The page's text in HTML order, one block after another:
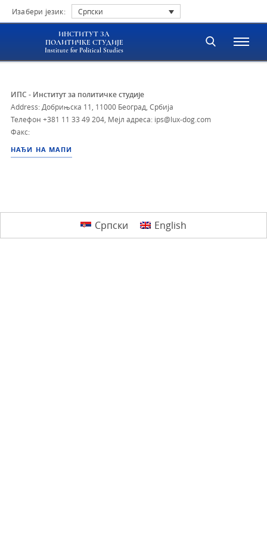
Изабери језик: Српски
ИНСТИТУТ ЗА
ПОЛИТИЧКЕ СТУДИЈЕ
Institute for Political Studies
ИПС - Институт за политичке студије
Address: Добрињска 11, 11000 Београд, Србија
Телефон +381 11 33 49 204 Мејл адреса: ips@lux-dog.com
Факс:
НАЂИ НА МАПИ
Српски English